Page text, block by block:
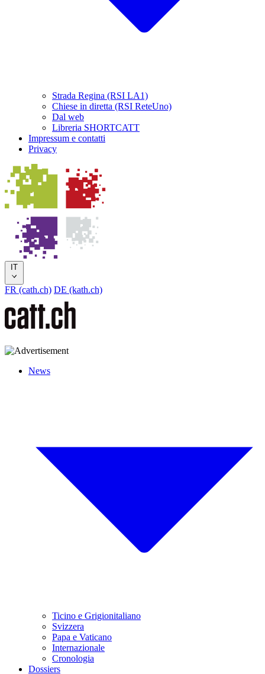
Strada Regina (RSI LA1)
Chiese in diretta (RSI ReteUno)
Dal web
Libreria SHORTCATT
Impressum e contatti
Privacy
IT
FR (cath.ch) DE (kath.ch)
News
Ticino e Grigionitaliano
Svizzera
Papa e Vaticano
Internazionale
Cronologia
Dossiers